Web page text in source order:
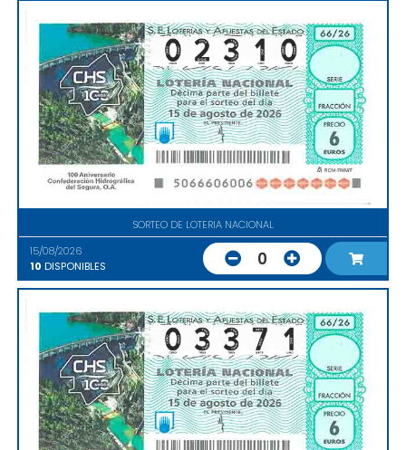
SORTEO DE LOTERIA NACIONAL
15/08/2026
10 DISPONIBLES 0